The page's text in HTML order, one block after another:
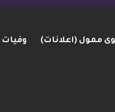
ممول (اعلانات) وفيات